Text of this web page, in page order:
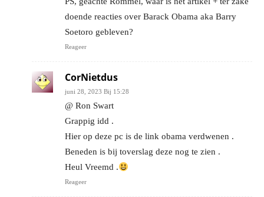
doende reacties over Barack Obama aka Barry
Soetoro gebleven?
Reageer
CorNietdus
juni 28, 2023 Bij 15:28
@ Ron Swart
Grappig idd .
Hier op deze pc is de link obama verdwenen .
Beneden is bij toverslag deze nog te zien .
Heul Vreemd .
Reageer